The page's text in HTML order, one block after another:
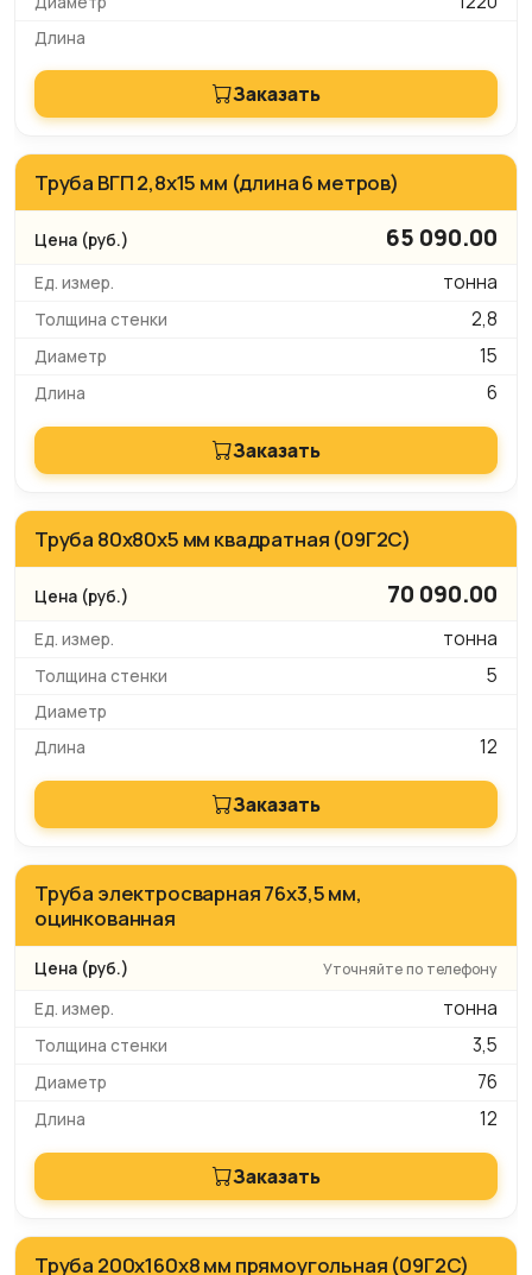
Заказать
Труба ВГП 2,8х15 мм (длина 6 метров)
65 090.00
тонна
2,8
15
6
Заказать
Труба 80x80х5 мм квадратная (09Г2С)
70 090.00
тонна
5
12
Заказать
Труба электросварная 76x3,5 мм,
оцинкованная
Уточняйте по телефону
тонна
3,5
76
12
Заказать
Труба 200x160x8 мм прямоугольная (09Г2С)